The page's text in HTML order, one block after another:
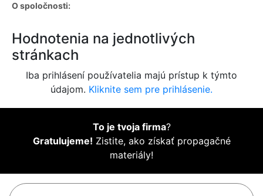
O spoločnosti:
Hodnotenia na jednotlivých
stránkach
Iba prihlásení používatelia majú prístup k týmto
údajom. Kliknite sem pre prihlásenie.
To je tvoja firma?
Gratulujeme! Zistite, ako získať propagačné
materiály!